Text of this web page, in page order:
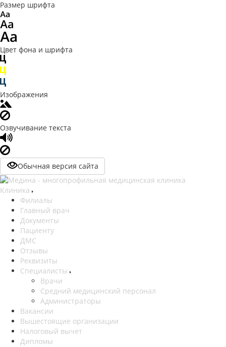
Размер шрифта
Цвет фона и шрифта
Изображения
Озвучивание текста
Обычная версия сайта
Клиника
Филиалы
Главный врач
Документы
Пациенту
ДМС
Отзывы
Реквизиты
Специалисты
Врачи
Средний медицинский персонал
Администраторы
Вакансии
Вышестоящие организации
Налоговый вычет
Дипломы